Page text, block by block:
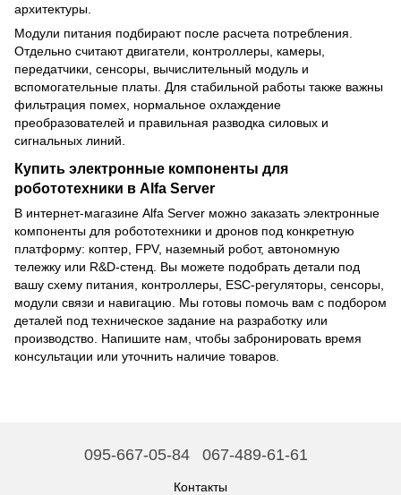
архитектуры.
Модули питания подбирают после расчета потребления.
Отдельно считают двигатели, контроллеры, камеры,
передатчики, сенсоры, вычислительный модуль и
вспомогательные платы. Для стабильной работы также важны
фильтрация помех, нормальное охлаждение
преобразователей и правильная разводка силовых и
сигнальных линий.
Купить электронные компоненты для
робототехники в Alfa Server
В интернет-магазине Alfa Server можно заказать электронные
компоненты для робототехники и дронов под конкретную
платформу: коптер, FPV, наземный робот, автономную
тележку или R&D-стенд. Вы можете подобрать детали под
вашу схему питания, контроллеры, ESC-регуляторы, сенсоры,
модули связи и навигацию. Мы готовы помочь вам с подбором
деталей под техническое задание на разработку или
производство. Напишите нам, чтобы забронировать время
консультации или уточнить наличие товаров.
095-667-05-84 067-489-61-61
Контакты